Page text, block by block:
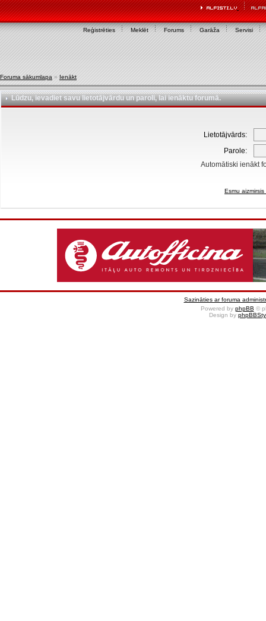
Reģistrēties Meklēt Forums Garāža Servisi
Foruma sākumlapa » Ienākt
Lūdzu, ievadiet savu lietotājvārdu un paroli, lai ienāktu forumā.
Lietotājvārds:
Parole:
Automātiski ienākt
Esmu
Sazināties ar foruma
Powered by phpBB ©
Design by